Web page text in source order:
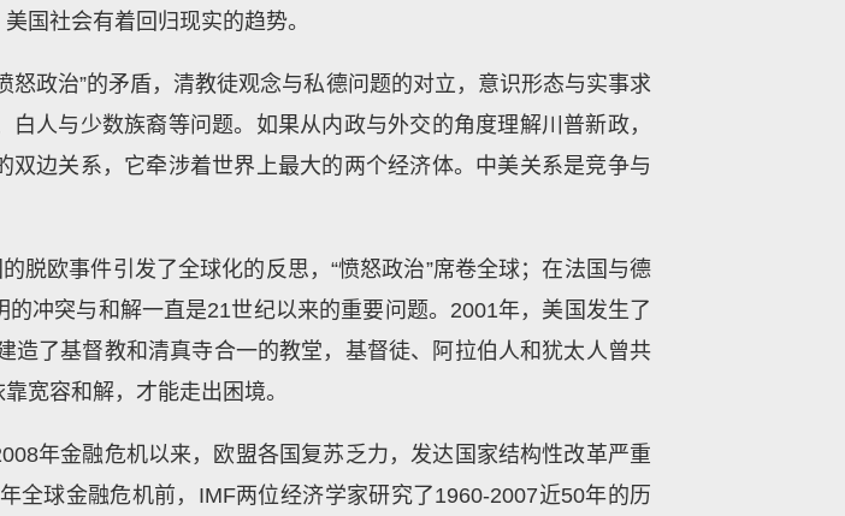
国社会有着回归现实的趋势。
政治”的矛盾，清教徒观念与私德问题的对立，意识形态与实事求
人与少数族裔等问题。如果从内政与外交的角度理解川普新政，
边关系，它牵涉着世界上最大的两个经济体。中美关系是竞争与
脱欧事件引发了全球化的反思，“愤怒政治”席卷全球；在法国与德
冲突与和解一直是21世纪以来的重要问题。2001年，美国发生了
了基督教和清真寺合一的教堂，基督徒、阿拉伯人和犹太人曾共
宽容和解，才能走出困境。
年金融危机以来，欧盟各国复苏乏力，发达国家结构性改革严重
全球金融危机前，IMF两位经济学家研究了1960-2007近50年的历